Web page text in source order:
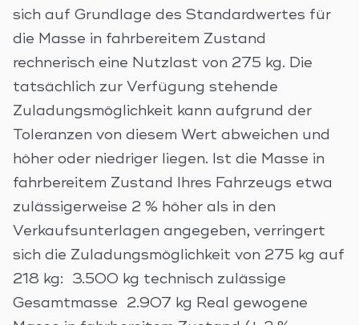
sich auf Grundlage des Standardwertes für
die Masse in fahrbereitem Zustand
rechnerisch eine Nutzlast von 275 kg. Die
tatsächlich zur Verfügung stehende
Zuladungsmöglichkeit kann aufgrund der
Toleranzen von diesem Wert abweichen und
höher oder niedriger liegen. Ist die Masse in
fahrbereitem Zustand Ihres Fahrzeugs etwa
zulässigerweise 2 % höher als in den
Verkaufsunterlagen angegeben, verringert
sich die Zuladungsmöglichkeit von 275 kg auf
218 kg: 3.500 kg technisch zulässige
Gesamtmasse 2.907 kg Real gewogene